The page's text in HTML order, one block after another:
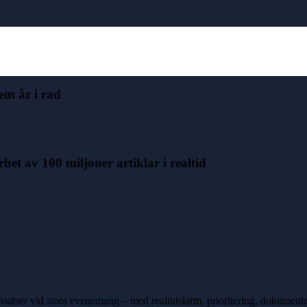
år i rad
av 100 miljoner artiklar i realtid
vid stora evenemang – med realtidslarm, prioritering,